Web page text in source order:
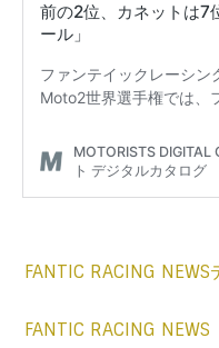
FANTIC RACING
FANTIC RACING